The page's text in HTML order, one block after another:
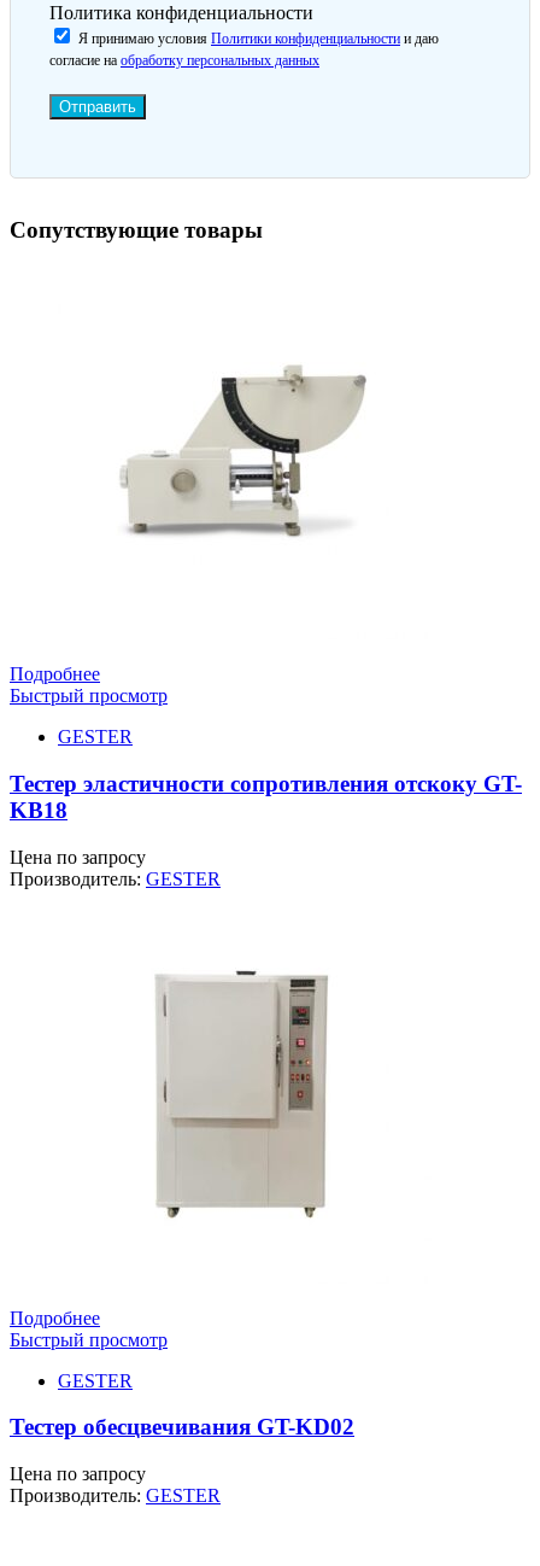
Политика конфиденциальности
Я принимаю условия Политики конфиденциальности и даю
согласие на обработку персональных данных
Отправить
Сопутствующие товары
Подробнее
Быстрый просмотр
GESTER
Тестер эластичности сопротивления отскоку GT-
KB18
Цена по запросу
Производитель: GESTER
Подробнее
Быстрый просмотр
GESTER
Тестер обесцвечивания GT-KD02
Цена по запросу
Производитель: GESTER